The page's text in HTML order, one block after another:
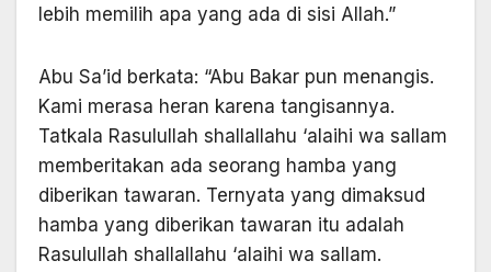
lebih memilih apa yang ada di sisi Allah.”
Abu Sa’id berkata: “Abu Bakar pun menangis.
Kami merasa heran karena tangisannya.
Tatkala Rasulullah shallallahu ‘alaihi wa sallam
memberitakan ada seorang hamba yang
diberikan tawaran. Ternyata yang dimaksud
hamba yang diberikan tawaran itu adalah
Rasulullah shallallahu ‘alaihi wa sallam.